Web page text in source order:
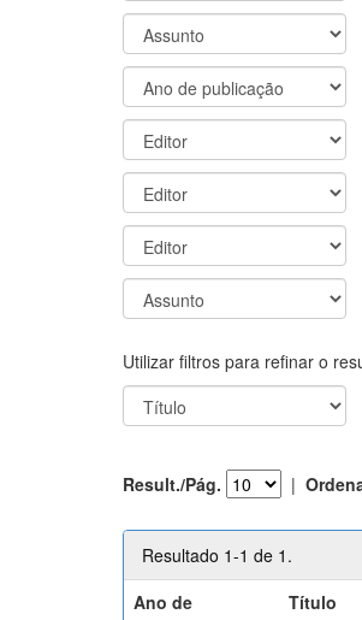
Utilizar filtros para refinar o
Result./Pág. |
Resultado 1-1 de 1.
Ano de
Título